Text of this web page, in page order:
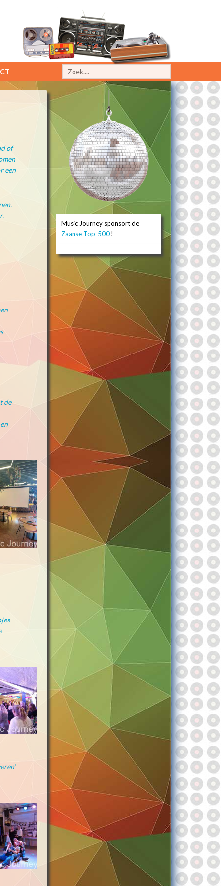
of
een
de
Music Journey sponsort de
Zaanse Top-500 !